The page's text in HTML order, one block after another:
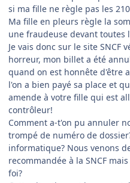
si ma fille ne règle pas les
Ma fille en pleurs règle la
une fraudeuse devant toutes
Je vais donc sur le site SNCF
horreur, mon billet a été
quand on est honnête d'être
l'on a bien payé sa place et
amende à votre fille qui est
contrôleur!
Comment a-t'on pu annuler
trompé de numéro de
informatique? Nous venons
recommandée à la SNCF
foi?